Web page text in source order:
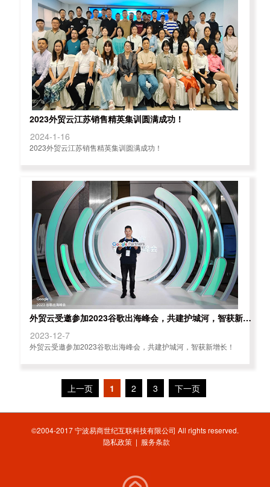
2023外贸云江苏销售精英集训圆满成功！
2024-1-16
2023外贸云江苏销售精英集训圆满成功！
外贸云受邀参加2023谷歌出海峰会，共建护城河，智获新增长！
2023-12-7
外贸云受邀参加2023谷歌出海峰会，共建护城河，智获新增长！
上一页 1 2 3 下一页
©2004-2017 宁波易商世纪互联科技有限公司 All rights reserved.
隐私政策 | 服务条款